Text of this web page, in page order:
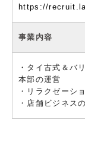
https://
事業内容
・タイ古式＆バ
本部の運営
・リラクゼーシ
・店舗ビジネス